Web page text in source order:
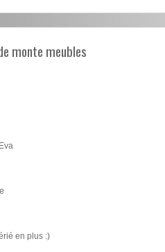
monte meubles
en plus :)